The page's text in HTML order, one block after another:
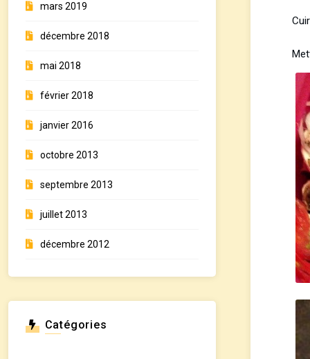
mars 2019
décembre 2018
mai 2018
février 2018
janvier 2016
octobre 2013
septembre 2013
juillet 2013
décembre 2012
Catégories